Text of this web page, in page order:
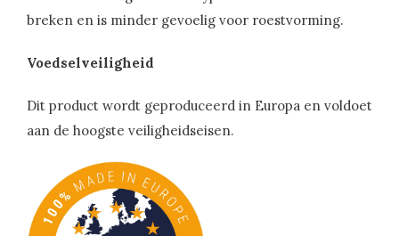
breken en is minder gevoelig voor roestvorming.
Voedselveiligheid
Dit product wordt geproduceerd in Europa en voldoet
aan de hoogste veiligheidseisen.